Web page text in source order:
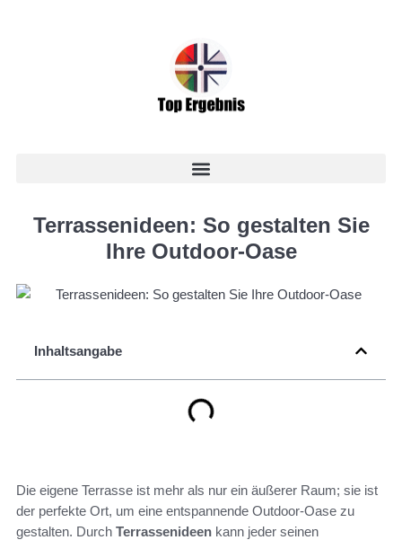
Terrassenideen: So gestalten Sie
Ihre Outdoor-Oase
Inhaltsangabe
Die eigene Terrasse ist mehr als nur ein äußerer Raum; sie ist
der perfekte Ort, um eine entspannende Outdoor-Oase zu
gestalten. Durch Terrassenideen kann jeder seinen